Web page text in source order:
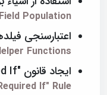
Population
اعتبارسنجی
Functions
ایجاد قانون "Required If"
If" Rule